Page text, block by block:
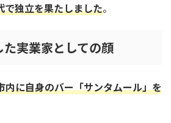
で独立を果たしました。
実業家としての顔
内に自身のバー「サンタムール」を